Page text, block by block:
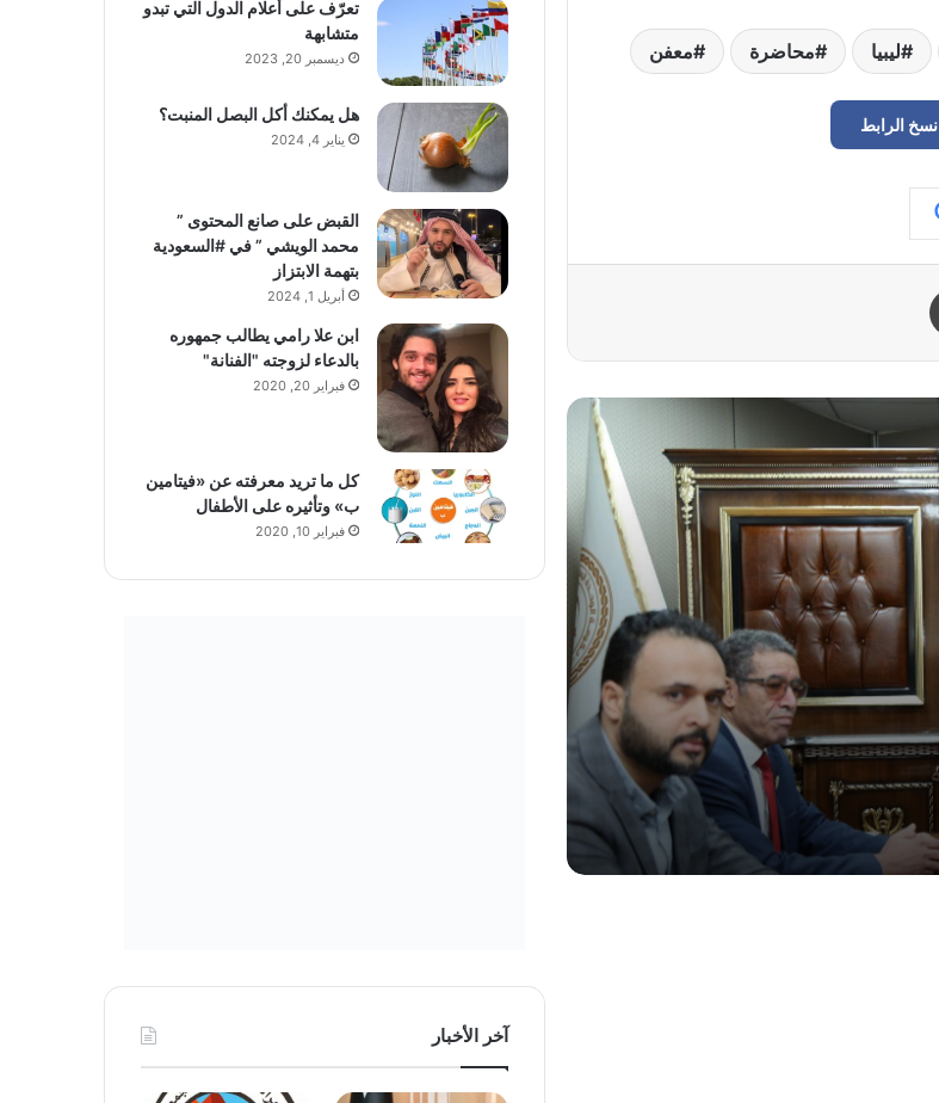
ليبيا محاضرة معفن
نسخ الرابط
القريو يباشر مهام عمله وزيراً للتعليم
الاجتماعية ودعم الحلول الدائمة للنازحين
برنامج تدريبي لمفوضية الانتخابات حول
تحديات المرحلة في الانتخابات البلدية
المفوضية تبحث مرحلة الاستعداد لفتح سجل
الناخبين لانتخابات المجالس البلدية
بنغازي تحتضن منتدى الأحزاب والكيانات
السياسية ودورها في انتخابات المجالس
البلدية
الوطنى للتنمية يوقع اتفاقيات مع شركة
إماراتية للتطوير والتنمية في سرت
اطلاق حملة تشجير داخل كلية الاقتصاد
تعرّف على أعلام الدول التي تبدو
متشابهة
ديسمبر 20, 2023
هل يمكنك أكل البصل المنبت؟
يناير 4, 2024
القبض على صانع المحتوى ”
محمد الويشي ” في #السعودية
بتهمة الابتزاز
أبريل 1, 2024
ابن علا رامي يطالب جمهوره
بالدعاء لزوجته "الفنانة"
فبراير 20, 2020
كل ما تريد معرفته عن «فيتامين
ب» وتأثيره على الأطفال
فبراير 10, 2020
آخر الأخبار